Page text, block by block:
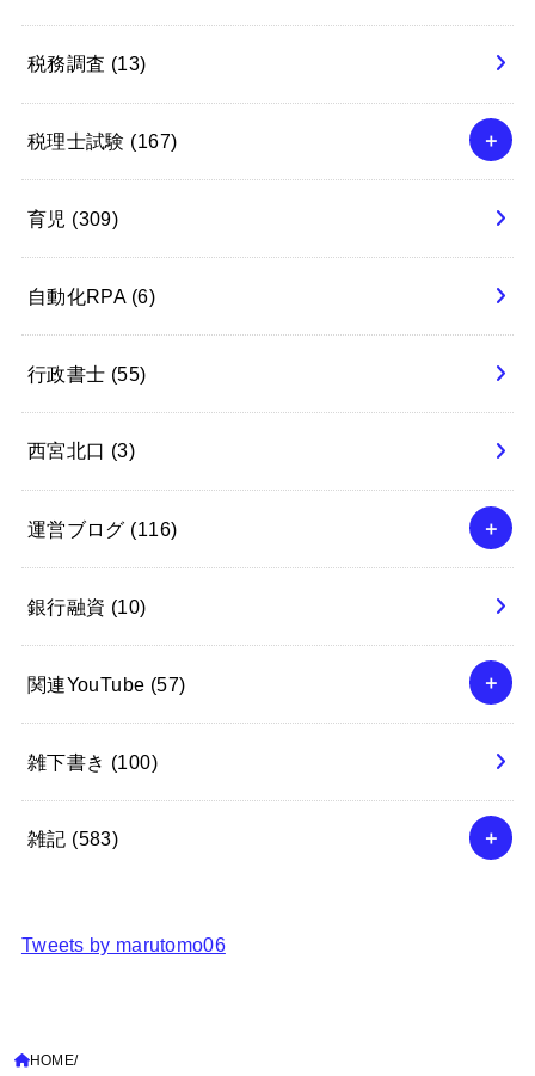
税務調査 (13)
税理士試験 (167)
育児 (309)
自動化RPA (6)
行政書士 (55)
西宮北口 (3)
運営ブログ (116)
銀行融資 (10)
関連YouTube (57)
雑下書き (100)
雑記 (583)
Tweets by marutomo06
HOME